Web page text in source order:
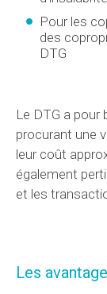
Pour les
des
DTG
Le DTG a pour
procurant une
leur coût
également
et les
Les